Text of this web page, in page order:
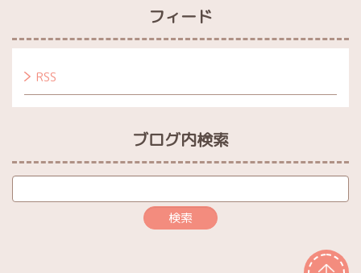
フィード
RSS
ブログ内検索